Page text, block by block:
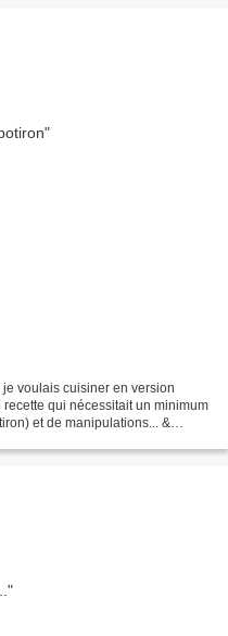
voulais cuisiner en version
qui nécessitait un minimum
et de manipulations... &